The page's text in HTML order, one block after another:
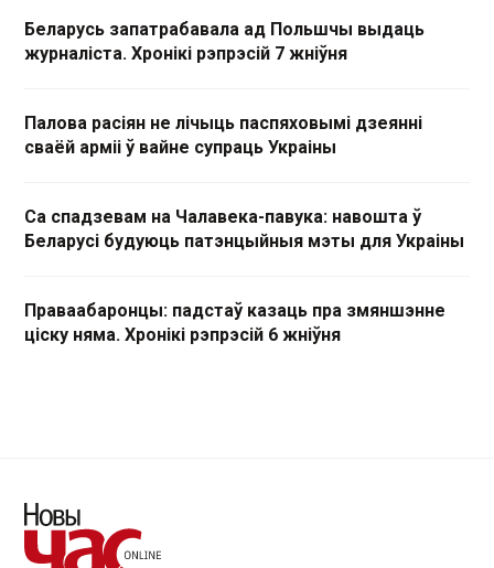
Беларусь запатрабавала ад Польшчы выдаць
журналіста. Хронікі рэпрэсій 7 жніўня
Палова расіян не лічыць паспяховымі дзеянні
сваёй арміі ў вайне супраць Украіны
Са спадзевам на Чалавека-павука: навошта ў
Беларусі будуюць патэнцыйныя мэты для Украіны
Праваабаронцы: падстаў казаць пра змяншэнне
ціску няма. Хронікі рэпрэсій 6 жніўня